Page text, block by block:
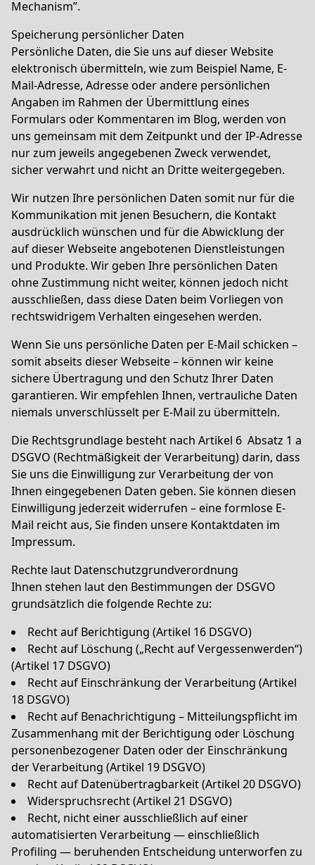
Mechanism”.
Speicherung persönlicher Daten
Persönliche Daten, die Sie uns auf dieser Website
elektronisch übermitteln, wie zum Beispiel Name, E-
Mail-Adresse, Adresse oder andere persönlichen
Angaben im Rahmen der Übermittlung eines
Formulars oder Kommentaren im Blog, werden von
uns gemeinsam mit dem Zeitpunkt und der IP-Adresse
nur zum jeweils angegebenen Zweck verwendet,
sicher verwahrt und nicht an Dritte weitergegeben.
Wir nutzen Ihre persönlichen Daten somit nur für die
Kommunikation mit jenen Besuchern, die Kontakt
ausdrücklich wünschen und für die Abwicklung der
auf dieser Webseite angebotenen Dienstleistungen
und Produkte. Wir geben Ihre persönlichen Daten
ohne Zustimmung nicht weiter, können jedoch nicht
ausschließen, dass diese Daten beim Vorliegen von
rechtswidrigem Verhalten eingesehen werden.
Wenn Sie uns persönliche Daten per E-Mail schicken –
somit abseits dieser Webseite – können wir keine
sichere Übertragung und den Schutz Ihrer Daten
garantieren. Wir empfehlen Ihnen, vertrauliche Daten
niemals unverschlüsselt per E-Mail zu übermitteln.
Die Rechtsgrundlage besteht nach Artikel 6 Absatz 1 a
DSGVO (Rechtmäßigkeit der Verarbeitung) darin, dass
Sie uns die Einwilligung zur Verarbeitung der von
Ihnen eingegebenen Daten geben. Sie können diesen
Einwilligung jederzeit widerrufen – eine formlose E-
Mail reicht aus, Sie finden unsere Kontaktdaten im
Impressum.
Rechte laut Datenschutzgrundverordnung
Ihnen stehen laut den Bestimmungen der DSGVO
grundsätzlich die folgende Rechte zu:
Recht auf Berichtigung (Artikel 16 DSGVO)
Recht auf Löschung („Recht auf Vergessenwerden“)
(Artikel 17 DSGVO)
Recht auf Einschränkung der Verarbeitung (Artikel
18 DSGVO)
Recht auf Benachrichtigung – Mitteilungspflicht im
Zusammenhang mit der Berichtigung oder Löschung
personenbezogener Daten oder der Einschränkung
der Verarbeitung (Artikel 19 DSGVO)
Recht auf Datenübertragbarkeit (Artikel 20 DSGVO)
Widerspruchsrecht (Artikel 21 DSGVO)
Recht, nicht einer ausschließlich auf einer
automatisierten Verarbeitung — einschließlich
Profiling — beruhenden Entscheidung unterworfen zu